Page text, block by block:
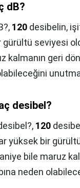
dB?
120 desibelin,
gürültü seviyesi
kalmanın geri
desibel?
120
yüksek bir
bile maruz
neden